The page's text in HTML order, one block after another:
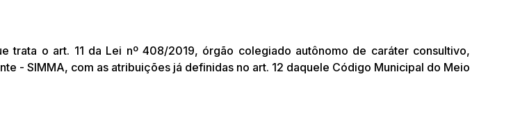
trata o art. 11 da Lei nº 408/2019, órgão colegiado autônomo de caráter consultivo,
- SIMMA, com as atribuições já definidas no art. 12 daquele Código Municipal do Meio